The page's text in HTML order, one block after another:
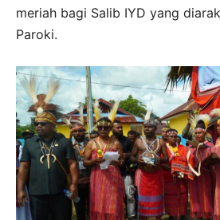
meriah bagi Salib IYD yang
Paroki.